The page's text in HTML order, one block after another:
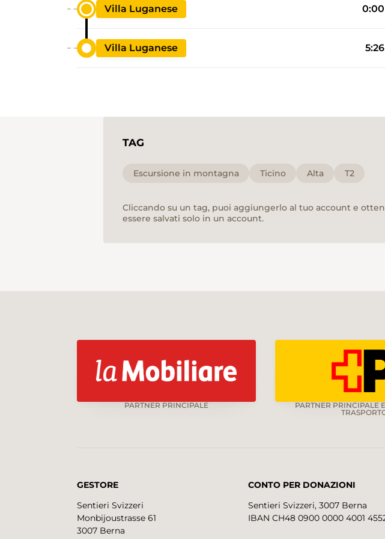
Villa Luganese 0:00
Villa Luganese 5:26
TAG
Escursione in montagna Ticino Alta T2
Cliccando su un tag, puoi aggiungerlo al tuo account e
essere salvati solo in un account.
PARTNER PRINCIPALE
PARTNER PRINCIPALE
GESTORE
Sentieri Svizzeri
Monbijoustrasse 61
3007 Berna
CONTO PER DONAZIONI
Sentieri Svizzeri, 3007 Berna
IBAN CH48 0900 0000 4001